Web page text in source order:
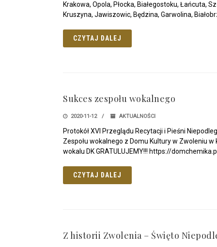
Krakowa, Opola, Płocka, Białegostoku, Łańcuta,
Kruszyna, Jawiszowic, Będzina, Garwolina,
CZYTAJ DALEJ
Sukces zespołu wokalnego
2020-11-12 AKTUALNOŚCI
Protokół XVI Przeglądu Recytacji i Pieśni
Zespołu wokalnego z Domu Kultury w Zwoleniu
wokalu DK GRATULUJEMY!!! https://
CZYTAJ DALEJ
Z historii Zwolenia – Święto